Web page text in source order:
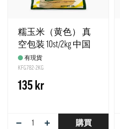
糯玉米（黄色） 真
空包装 10st/2kg 中国
有現貨
KFG782-2KG
135 kr
− + 購買